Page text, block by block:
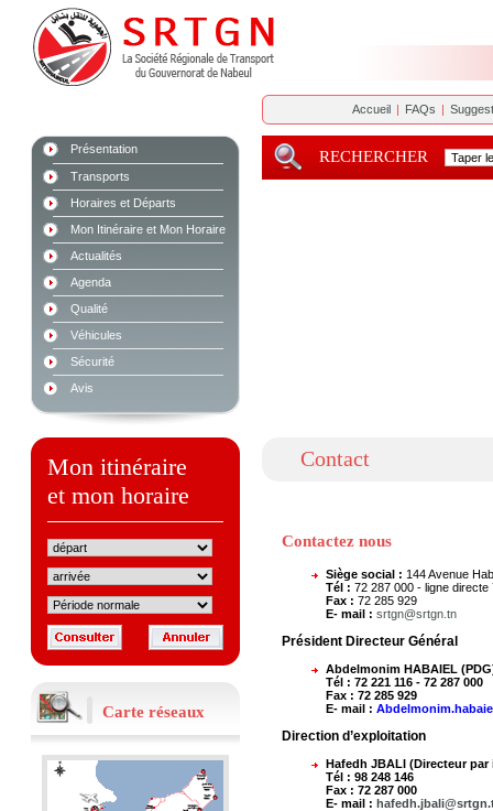
Accueil | FAQs |
Présentation
Transports
Horaires et Départs
Mon Itinéraire et Mon Horaire
Actualités
Agenda
Qualité
Véhicules
Sécurité
Avis
RECHERCHER
Mon itinéraire
et mon horaire
Carte réseaux
Avis de vente aux enchères sous
plis fermés (2ème fois)
زال الإنتفاع بها بواسطة الظروف المغلقة،
قسطين (02) مفصلين بالجدول أسفله
والمتمثلة في إطارات مطاطية كبيرة الحجم
وغير قابلة لإعادة الإستغلال (قسط 2) وذلك
لباذل الثمن
Contact
Contactez nous
Siège social : 144 Avenue
Tél : 72 287 000 - ligne
Fax : 72 285 929
E- mail : srtgn@srtgn.tn
Président Directeur Général
Abdelmonim HABAIEL
Tél : 72 221 116 - 72 287 000
Fax : 72 285 929
E- mail :
Direction d’exploitation
Hafedh JBALI (Directeur par
Tél : 98 248 146
Fax : 72 287 000
E- mail :